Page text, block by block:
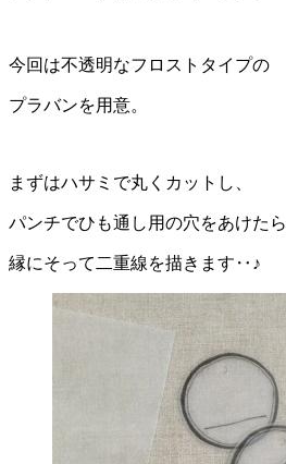
今回は不透明なフロストタイプの
プラバンを用意。
まずはハサミで丸くカットし、
パンチでひも通し用の穴をあけたら
縁にそって二重線を描きます‥♪